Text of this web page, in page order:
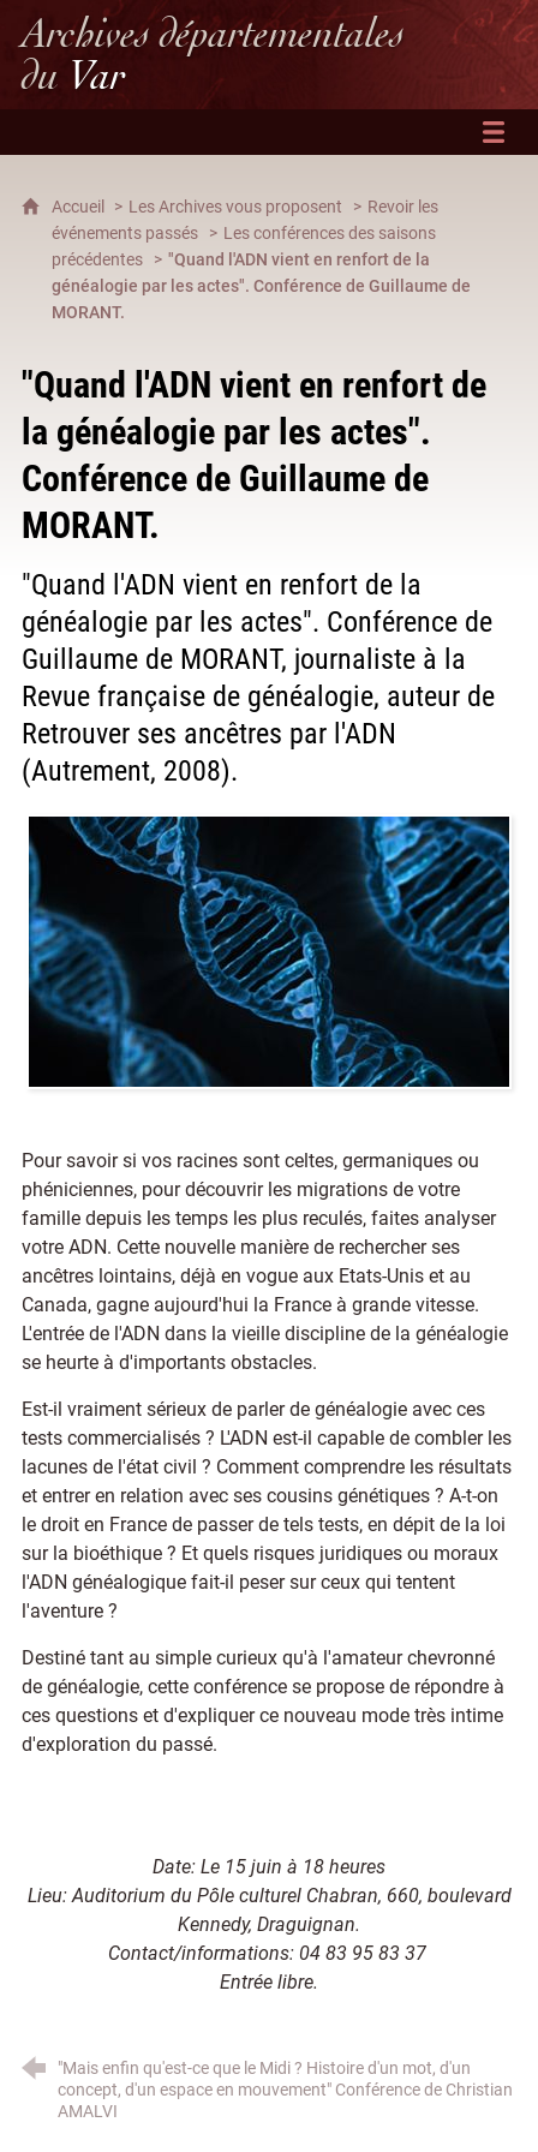
Archives départementales
du Var
Accueil Les Archives vous proposent
Revoir les
événements passés
Les conférences des saisons
précédentes
"Quand l'ADN vient en renfort de la
généalogie par les actes". Conférence de Guillaume de
MORANT.
"Quand l'ADN vient en renfort de
la généalogie par les actes".
Conférence de Guillaume de
MORANT.
"Quand l'ADN vient en renfort de la
généalogie par les actes". Conférence de
Guillaume de MORANT, journaliste à la
Revue française de généalogie, auteur de
Retrouver ses ancêtres par l'ADN
(Autrement, 2008).
Pour savoir si vos racines sont celtes, germaniques ou
phéniciennes, pour découvrir les migrations de votre
famille depuis les temps les plus reculés, faites analyser
votre ADN. Cette nouvelle manière de rechercher ses
ancêtres lointains, déjà en vogue aux Etats-Unis et au
Canada, gagne aujourd'hui la France à grande vitesse.
L'entrée de l'ADN dans la vieille discipline de la généalogie
se heurte à d'importants obstacles.
Est-il vraiment sérieux de parler de généalogie avec ces
tests commercialisés ? L'ADN est-il capable de combler les
lacunes de l'état civil ? Comment comprendre les résultats
et entrer en relation avec ses cousins génétiques ? A-t-on
le droit en France de passer de tels tests, en dépit de la loi
sur la bioéthique ? Et quels risques juridiques ou moraux
l'ADN généalogique fait-il peser sur ceux qui tentent
l'aventure ?
Destiné tant au simple curieux qu'à l'amateur chevronné
de généalogie, cette conférence se propose de répondre à
ces questions et d'expliquer ce nouveau mode très intime
d'exploration du passé.
Date: Le 15 juin à 18 heures
Lieu: Auditorium du Pôle culturel Chabran, 660, boulevard
Kennedy, Draguignan.
Contact/informations: 04 83 95 83 37
Entrée libre.
"Mais enfin qu'est-ce que le Midi ? Histoire d'un mot, d'un
concept, d'un espace en mouvement" Conférence de Christian
AMALVI